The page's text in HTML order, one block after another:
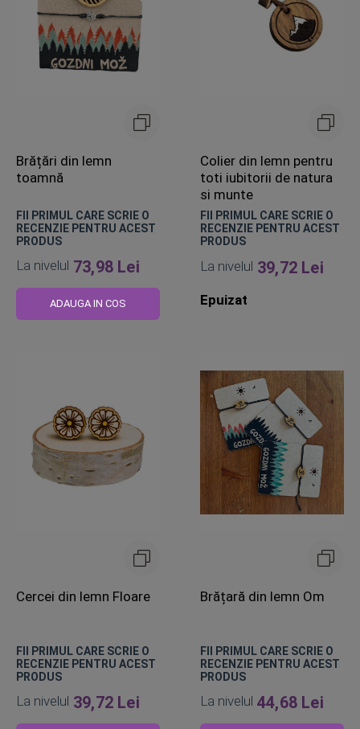
Brățări din lemn
toamnă
FII PRIMUL CARE SCRIE O
RECENZIE PENTRU ACEST
PRODUS
La nivelul 73,98 Lei
ADAUGA IN COS
Colier din lemn pentru
toti iubitorii de natura
si munte
FII PRIMUL CARE SCRIE O
RECENZIE PENTRU ACEST
PRODUS
La nivelul 39,72 Lei
Epuizat
Cercei din lemn Floare
FII PRIMUL CARE SCRIE O
RECENZIE PENTRU ACEST
PRODUS
La nivelul 39,72 Lei
Brățară din lemn Om
FII PRIMUL CARE SCRIE O
RECENZIE PENTRU ACEST
PRODUS
La nivelul 44,68 Lei